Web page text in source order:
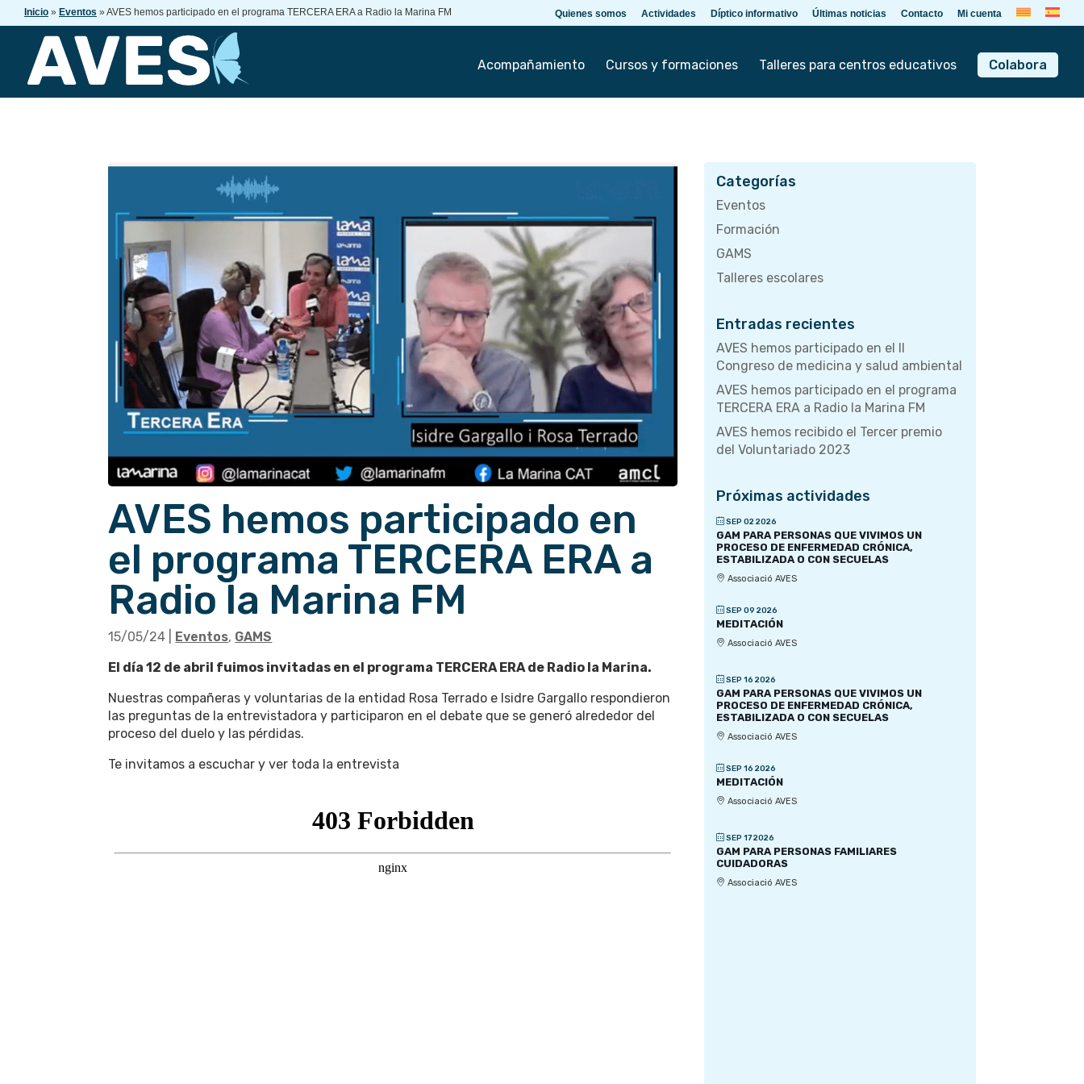
Inicio » Eventos »AVES hemos participado en el programa TERCERA ERA a Radio la Marina FM Quienes somos Actividades Díptico informativo Últimas noticias Contacto Mi cuenta
Acompañamiento Cursos y formaciones Talleres para centros educativos Colabora
AVES hemos participado en
el programa TERCERA ERA a
Radio la Marina FM
15/05/24 Eventos, GAMS
El día 12 de abril fuimos invitadas en el programa TERCERA ERA de Radio la Marina.
Nuestras compañeras y voluntarias de la entidad Rosa Terrado e Isidre Gargallo respondieron
las preguntas de la entrevistadora y participaron en el debate que se generó alrededor del
proceso del duelo y las pérdidas.
Te invitamos a escuchar y ver toda la entrevista
Categorías
Eventos
Formación
GAMS
Talleres escolares
Entradas recientes
AVES hemos participado en el II
Congreso de medicina y salud ambiental
AVES hemos participado en el programa
TERCERA ERA a Radio la Marina FM
AVES hemos recibido el Tercer premio
del Voluntariado 2023
Próximas actividades
SEP 02 2026
GAM PARA PERSONAS QUE VIVIMOS UN
PROCESO DE ENFERMEDAD CRÓNICA,
ESTABILIZADA O CON SECUELAS
Associació AVES
SEP 09 2026
MEDITACIÓN
Associació AVES
SEP 16 2026
GAM PARA PERSONAS QUE VIVIMOS UN
PROCESO DE ENFERMEDAD CRÓNICA,
ESTABILIZADA O CON SECUELAS
Associació AVES
SEP 16 2026
MEDITACIÓN
Associació AVES
SEP 17 2026
GAM PARA PERSONAS FAMILIARES
CUIDADORAS
Associació AVES